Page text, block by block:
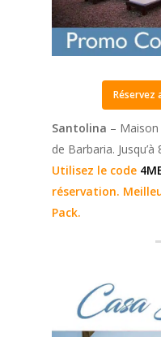
Réservez
Santolina –
de Barbaria.
Utilisez le code
réservation.
Pack.